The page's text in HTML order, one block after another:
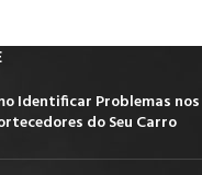
Identificar Problemas nos
do Seu Carro